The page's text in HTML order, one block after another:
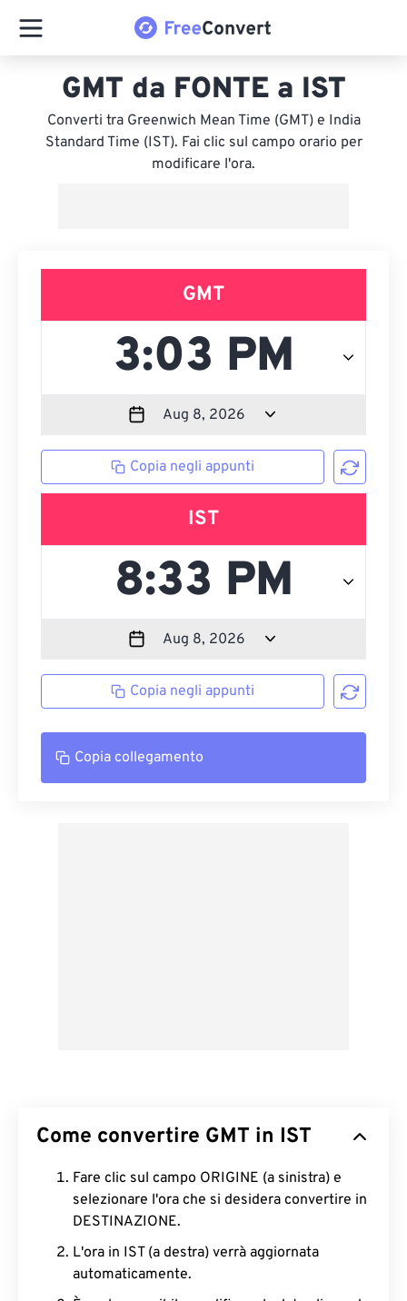
GMT da FONTE a IST
Converti tra Greenwich Mean Time (GMT) e India
Standard Time (IST). Fai clic sul campo orario per
modificare l'ora.
GMT
Copia negli appunti
IST
Copia negli appunti
Copia collegamento
Come convertire GMT in IST
Fare clic sul campo ORIGINE (a sinistra) e
selezionare l'ora che si desidera convertire in
DESTINAZIONE.
L'ora in IST (a destra) verrà aggiornata
automaticamente.